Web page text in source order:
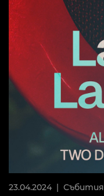
23.04.2024 | Събития